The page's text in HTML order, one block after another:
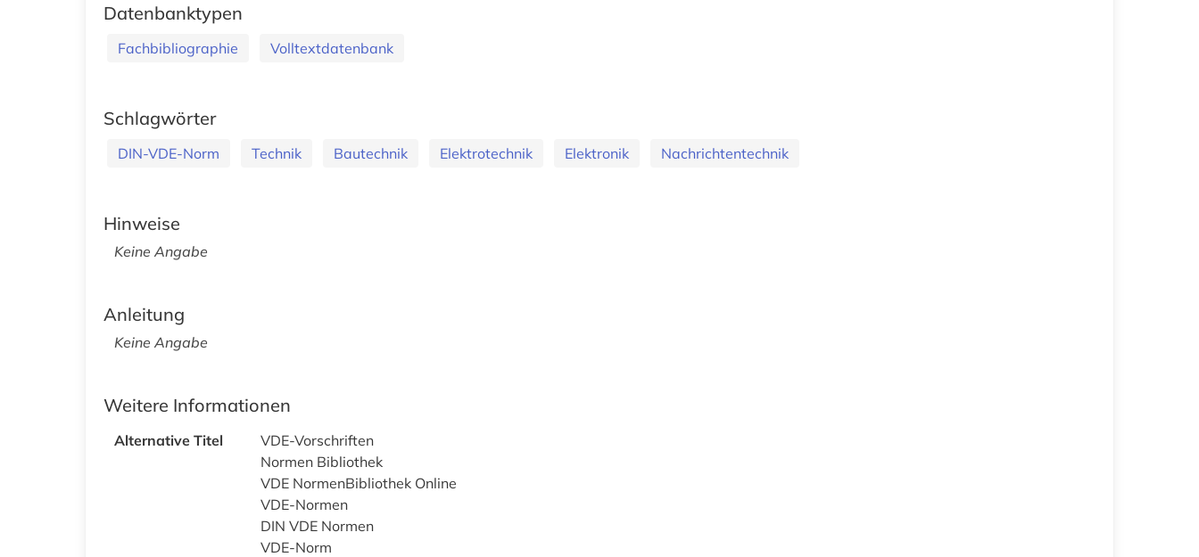
Datenbanktypen
Fachbibliographie Volltextdatenbank
Schlagwörter
DIN-VDE-Norm Technik Bautechnik Elektrotechnik Elektronik Nachrichtentechnik
Hinweise
Keine Angabe
Anleitung
Keine Angabe
Weitere Informationen
Alternative Titel
VDE-Vorschriften
Normen Bibliothek
VDE NormenBibliothek Online
VDE-Normen
DIN VDE Normen
VDE-Norm